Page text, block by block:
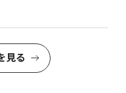
見る